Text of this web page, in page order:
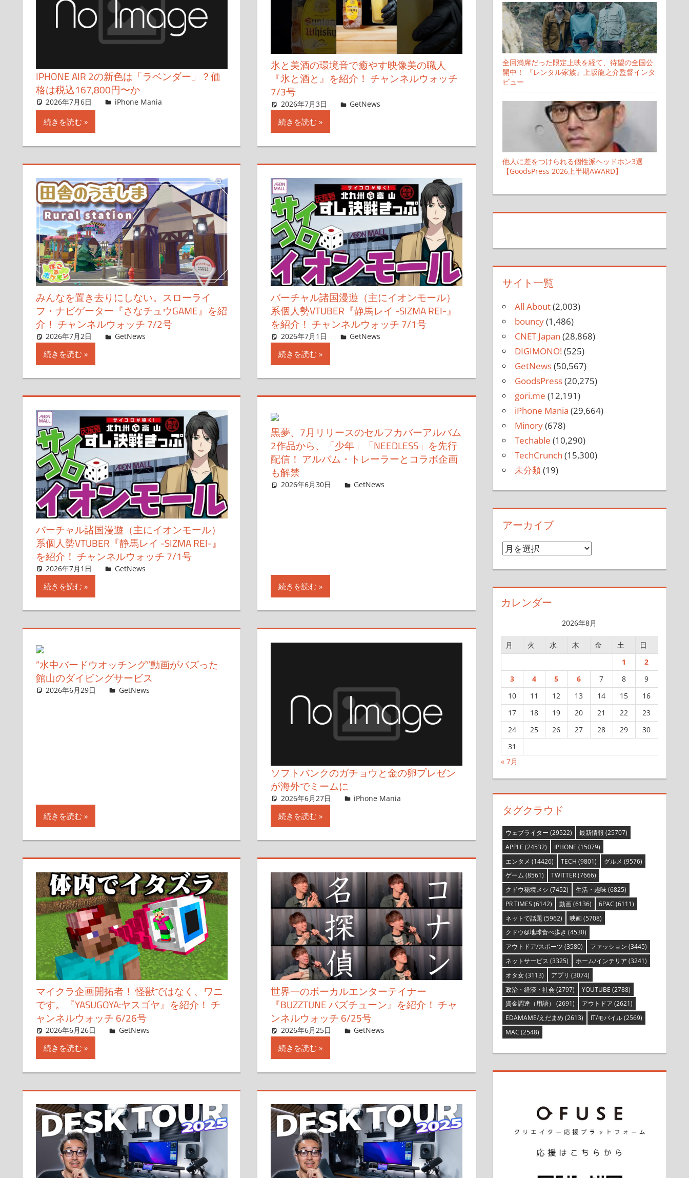
IPHONE AIR 2の新色は「ラベンダー」？価
格は税込167,800円〜か
2026年7月6日 FT729
iPhone Mania
続きを読む
氷と美酒の環境音で癒やす映像美の職人
『氷と酒と』を紹介！ チャンネルウォッチ
7/3号
2026年7月3日 ガジェクリ
GetNews
続きを読む
みんなを置き去りにしない。スローライ
フ・ナビゲーター『さなチュウGAME』を紹
介！ チャンネルウォッチ 7/2号
2026年7月2日 ガジェクリ
GetNews
続きを読む
バーチャル諸国漫遊（主にイオンモール）
系個人勢VTUBER『静馬レイ -SIZMA REI-』
を紹介！ チャンネルウォッチ 7/1号
2026年7月1日 ガジェクリ
GetNews
続きを読む
バーチャル諸国漫遊（主にイオンモール）
系個人勢VTUBER『静馬レイ -SIZMA REI-』
を紹介！ チャンネルウォッチ 7/1号
2026年7月1日 ガジェクリ
GetNews
続きを読む
黒夢、7月リリースのセルフカバーアルバム
2作品から、「少年」「NEEDLESS」を先行
配信！ アルバム・トレーラーとコラボ企画
も解禁
2026年6月30日 ガジェ通ウェブライター
GetNews
続きを読む
”水中バードウオッチング”動画がバズった
館山のダイビングサービス
2026年6月29日 ガジェ通ウェブライター
GetNews
続きを読む
ソフトバンクのガチョウと金の卵プレゼン
が海外でミームに
2026年6月27日 lexi
iPhone Mania
続きを読む
マイクラ企画開拓者！ 怪獣ではなく、ワニ
です。『YASUGOYA:ヤスゴヤ』を紹介！ チ
ャンネルウォッチ 6/26号
2026年6月26日 ガジェクリ
GetNews
続きを読む
世界一のボーカルエンターテイナー
『BUZZTUNE バズチューン』を紹介！ チャ
ンネルウォッチ 6/25号
2026年6月25日 ガジェクリ
GetNews
続きを読む
全回満席だった限定上映を経て、待望の全国公
開中！ 『レンタル家族』上坂龍之介監督インタ
ビュー
他人に差をつけられる個性派ヘッドホン3選
【GoodsPress 2026上半期AWARD】
サイト一覧
All About(2,003)
bouncy(1,486)
CNET Japan (28,868)
DIGIMONO!(525)
GetNews(50,567)
GoodsPress(20,275)
gori.me (12,191)
iPhone Mania (29,664)
Minory(678)
Techable (10,290)
TechCrunch (15,300)
未分類(19)
アーカイブ
ア
ブ
カレンダー
2026年8月
月 火 水 木 金 土
日
1
2
3
4 5 6 7 8
9
10
11 12 13 14 15
16
17
18 19 20 21 22
23
24
25 26 27 28 29
30
31
« 7月
タグクラウド
ウェブライター (29522) 最新情報 (25707)
APPLE (24532) IPHONE (15079)
エンタメ (14426) TECH (9801) グルメ (9576)
ゲーム (8561) TWITTER(7666)
クドウ秘境メシ (7452) 生活・趣味(6825)
PR TIMES (6142) 動画(6136) 6PAC (6111)
ネットで話題 (5962) 映画(5708)
クドウ@地球食べ歩き (4530)
アウトドア/スポーツ (3580) ファッション (3445)
ネットサービス (3325) ホーム/インテリア (3241)
オタ女(3113) アプリ (3074)
政治・経済・社会(2797) YOUTUBE (2788)
資金調達（用語） (2691) アウトドア (2621)
EDAMAME/えだまめ (2613) IT/モバイル(2569)
MAC (2548)